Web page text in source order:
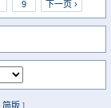
9 下一页 ›
简版 ]